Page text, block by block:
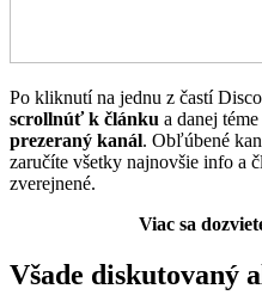
Po kliknutí na jednu z častí
scrollnúť k článku a danej
prezeraný kanál. Obľúbené
zaručíte všetky najnovšie info a
zverejnené.
Viac sa
Všade diskutovaný